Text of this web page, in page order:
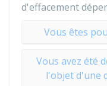
d'effacement
Vous êtes
Vous avez été
l'objet d'une